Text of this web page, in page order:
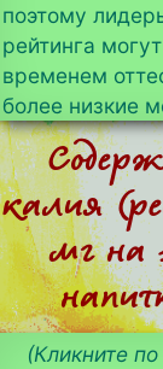
поэтому
рейтинга
временем
более низкие
калия
мг на
(Кликните